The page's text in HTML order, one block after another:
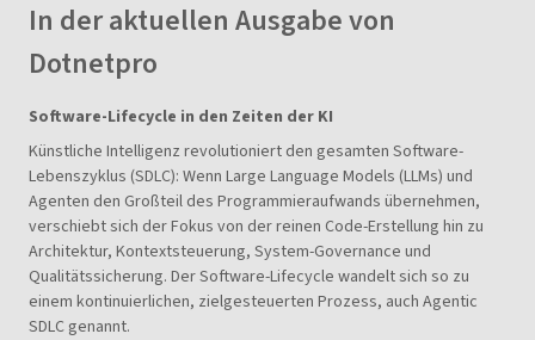
In der aktuellen Ausgabe von
Dotnetpro
Software-Lifecycle in den Zeiten der KI
Künstliche Intelligenz revolutioniert den gesamten Software-
Lebenszyklus (SDLC): Wenn Large Language Models (LLMs) und
Agenten den Großteil des Programmieraufwands übernehmen,
verschiebt sich der Fokus von der reinen Code-Erstellung hin zu
Architektur, Kontextsteuerung, System-Governance und
Qualitätssicherung. Der Software-Lifecycle wandelt sich so zu
einem kontinuierlichen, zielgesteuerten Prozess, auch Agentic
SDLC genannt.